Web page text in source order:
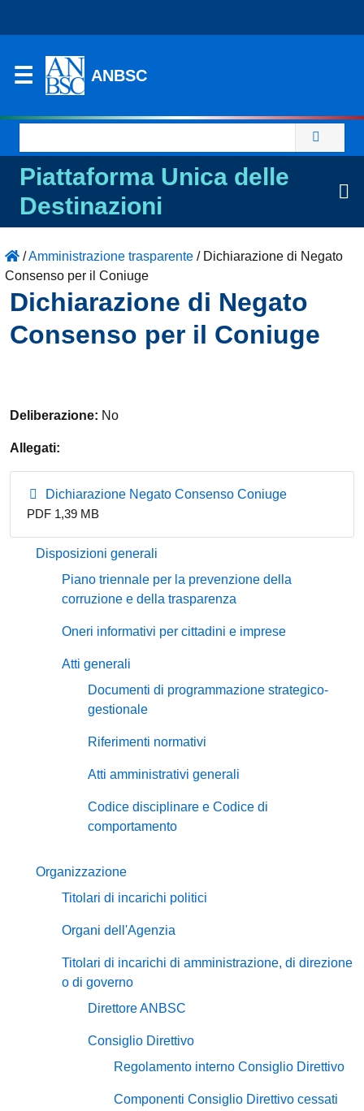
ANBSC
per:
Piattaforma Unica delle
Destinazioni
/Amministrazione trasparente / Dichiarazione di Negato
Consenso per il Coniuge
Dichiarazione di Negato
Consenso per il Coniuge
Deliberazione: No
Allegati:
Dichiarazione Negato Consenso Coniuge
PDF 1,39 MB
Disposizioni generali
Piano triennale per la prevenzione della
corruzione e della trasparenza
Oneri informativi per cittadini e imprese
Atti generali
Documenti di programmazione strategico-
gestionale
Riferimenti normativi
Atti amministrativi generali
Codice disciplinare e Codice di
comportamento
Organizzazione
Titolari di incarichi politici
Organi dell'Agenzia
Titolari di incarichi di amministrazione, di direzione
o di governo
Direttore ANBSC
Consiglio Direttivo
Regolamento interno Consiglio Direttivo
Componenti Consiglio Direttivo cessati